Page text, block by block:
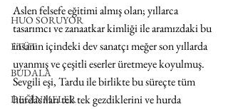
HUO SORUYOR
ETÜT
BUDALA
DEĞİNMELER
Aslen felsefe eğitimi almış olan; yıllarca
tasarımcı ve zanaatkar kimliği ile aramızdaki bu
insanın içindeki dev sanatçı meğer son yıllarda
uyanmış ve çeşitli eserler üretmeye koyulmuş.
Sevgili eşi, Tardu ile birlikte bu süreçte tüm
hurdacıları tek tek gezdiklerini ve hurda